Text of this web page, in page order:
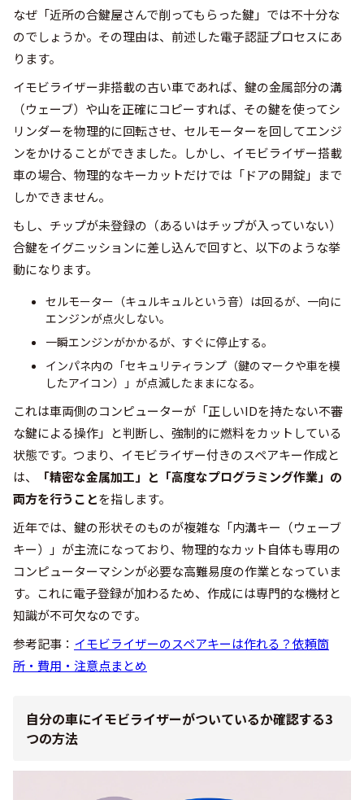
なぜ「近所の合鍵屋さんで削ってもらった鍵」では不十分な
のでしょうか。その理由は、前述した電子認証プロセスにあ
ります。
イモビライザー非搭載の古い車であれば、鍵の金属部分の溝
（ウェーブ）や山を正確にコピーすれば、その鍵を使ってシ
リンダーを物理的に回転させ、セルモーターを回してエンジ
ンをかけることができました。しかし、イモビライザー搭載
車の場合、物理的なキーカットだけでは「ドアの開錠」まで
しかできません。
もし、チップが未登録の（あるいはチップが入っていない）
合鍵をイグニッションに差し込んで回すと、以下のような挙
動になります。
セルモーター（キュルキュルという音）は回るが、一向に
エンジンが点火しない。
一瞬エンジンがかかるが、すぐに停止する。
インパネ内の「セキュリティランプ（鍵のマークや車を模
したアイコン）」が点滅したままになる。
これは車両側のコンピューターが「正しいIDを持たない不審
な鍵による操作」と判断し、強制的に燃料をカットしている
状態です。つまり、イモビライザー付きのスペアキー作成と
は、
「精密な金属加工」と「高度なプログラミング作業」の
両方を行うことを指します。
近年では、鍵の形状そのものが複雑な「内溝キー（ウェーブ
キー）」が主流になっており、物理的なカット自体も専用の
コンピューターマシンが必要な高難易度の作業となっていま
す。これに電子登録が加わるため、作成には専門的な機材と
知識が不可欠なのです。
参考記事： イモビライザーのスペアキーは作れる？依頼箇
所・費用・注意点まとめ
自分の車にイモビライザーがついているか確認する3
つの方法